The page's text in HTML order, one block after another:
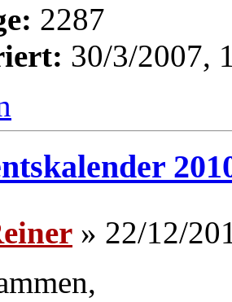
2287
30/3/2007,
» 22/12/